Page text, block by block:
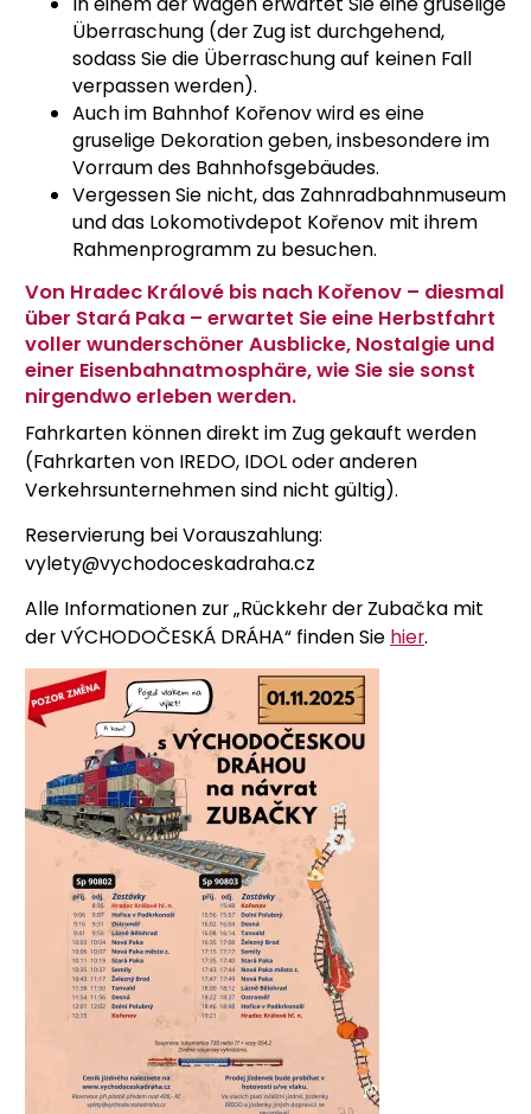
Überraschung (der Zug ist durchgehend,
sodass Sie die Überraschung auf keinen Fall
verpassen werden).
Auch im Bahnhof Kořenov wird es eine
gruselige Dekoration geben, insbesondere im
Vorraum des Bahnhofsgebäudes.
Vergessen Sie nicht, das Zahnradbahnmuseum
und das Lokomotivdepot Kořenov mit ihrem
Rahmenprogramm zu besuchen.
Von Hradec Králové bis nach Kořenov – diesmal
über Stará Paka – erwartet Sie eine Herbstfahrt
voller wunderschöner Ausblicke, Nostalgie und
einer Eisenbahnatmosphäre, wie Sie sie sonst
nirgendwo erleben werden.
Fahrkarten können direkt im Zug gekauft werden
(Fahrkarten von IREDO, IDOL oder anderen
Verkehrsunternehmen sind nicht gültig).
Reservierung bei Vorauszahlung:
vylety@vychodoceskadraha.cz
Alle Informationen zur „Rückkehr der Zubačka mit
der VÝCHODOČESKÁ DRÁHA“ finden Sie hier.